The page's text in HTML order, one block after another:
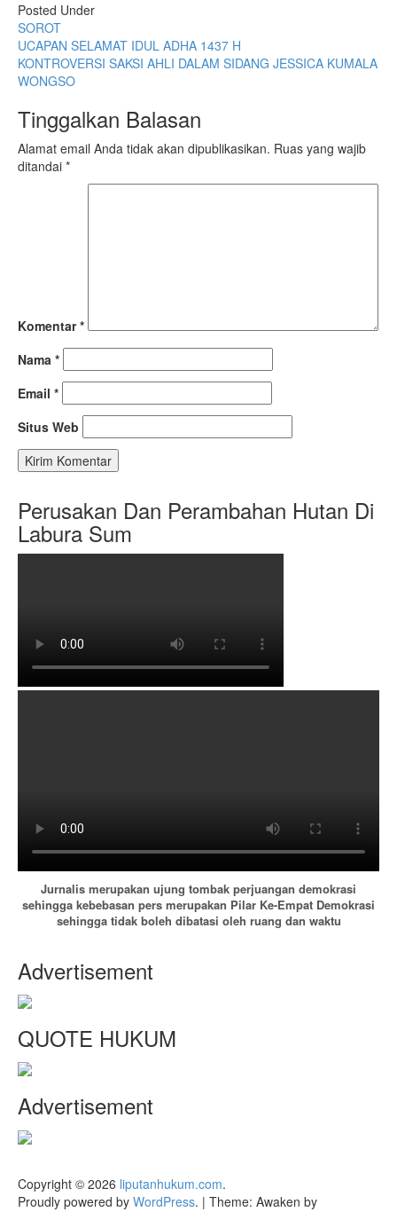
Posted Under
SOROT
Post
navigation
UCAPAN SELAMAT IDUL ADHA 1437 H
KONTROVERSI SAKSI AHLI DALAM SIDANG JESSICA KUMALA
WONGSO
Tinggalkan Balasan
Alamat email Anda tidak akan dipublikasikan. Ruas yang wajib
ditandai *
Komentar*
Nama *
Email *
Situs Web
Perusakan Dan Perambahan Hutan Di
Labura Sum
Jurnalis merupakan ujung tombak perjuangan demokrasi
sehingga kebebasan pers merupakan Pilar Ke-Empat Demokrasi
sehingga tidak boleh dibatasi oleh ruang dan waktu
Advertisement
QUOTE HUKUM
Advertisement
Copyright © 2026 liputanhukum.com.
Proudly powered by WordPress. | Theme: Awaken by